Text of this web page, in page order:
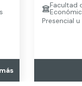
Facultad
Presencial u